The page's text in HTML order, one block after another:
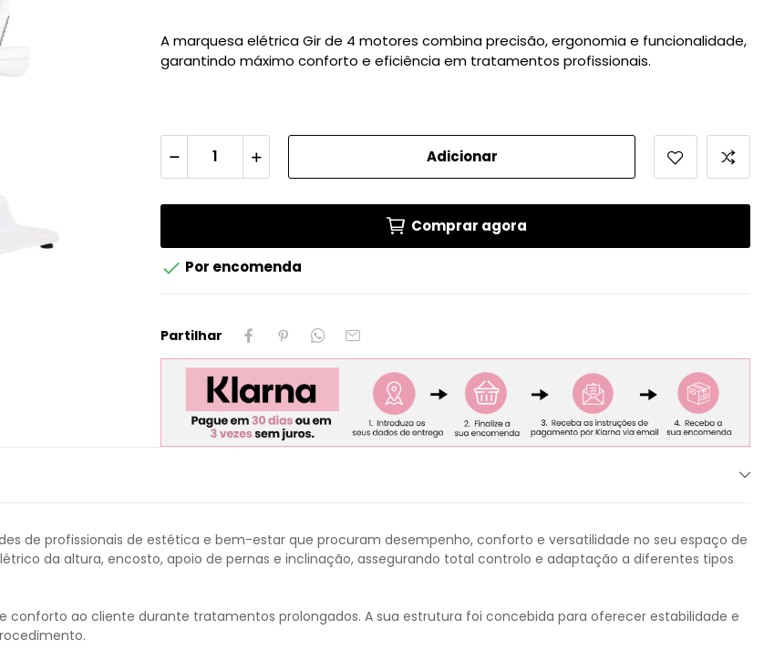
A marquesa elétrica Gir de 4 motores combina precisão, ergonomia e funcionalidade,
garantindo máximo conforto e eficiência em tratamentos profissionais.
Adicionar
Comprar agora
 Por encomenda
Partilhar
de profissionais de estética e bem-estar que procuram desempenho, conforto e versatilidade no seu espaço de
da altura, encosto, apoio de pernas e inclinação, assegurando total controlo e adaptação a diferentes tipos
ao cliente durante tratamentos prolongados. A sua estrutura foi concebida para oferecer estabilidade e